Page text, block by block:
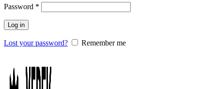
Password *
Log in
Lost your password?
Remember me